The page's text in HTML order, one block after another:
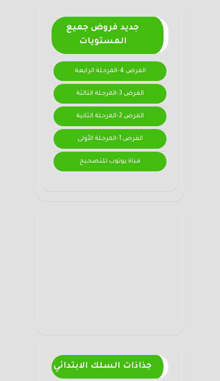
جديد فروض جميع
المستويات
الفرض 4-المرحلة الرابعة
الفرض 3-المرحلة الثالثة
الفرض 2-المرحلة الثانية
الفرض 1-المرحلة الأولى
قناة يوتوب للتصحيح
جذاذات السلك الابتدائي